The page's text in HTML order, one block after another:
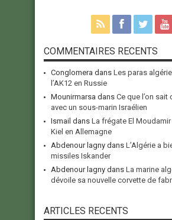
COMMENTAIRES RECENTS
Conglomera dans Les paras
l’AK12 en Russie
Mounirmarsa dans Ce que l’on sait
avec un sous-marin Israélien
Ismail dans La frégate El
Kiel en Allemagne
Abdenour lagny dans L’Algérie a
missiles Iskander
Abdenour lagny dans La marine
dévoile sa nouvelle corvette de
ARTICLES RECENTS